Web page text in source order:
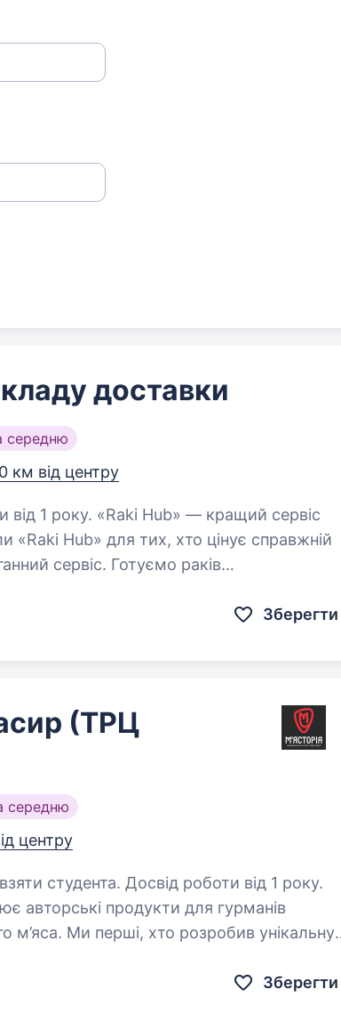
доставки
середню
км від центру
— кращий сервіс
«Raki Hub» для тих, хто цінує справжній
сервіс. Готуємо раків
Зберегти
(ТРЦ
середню
центру
студента. Досвід роботи від 1 року.
авторські продукти для гурманів
м’яса. Ми перші, хто розробив унікальну
Зберегти